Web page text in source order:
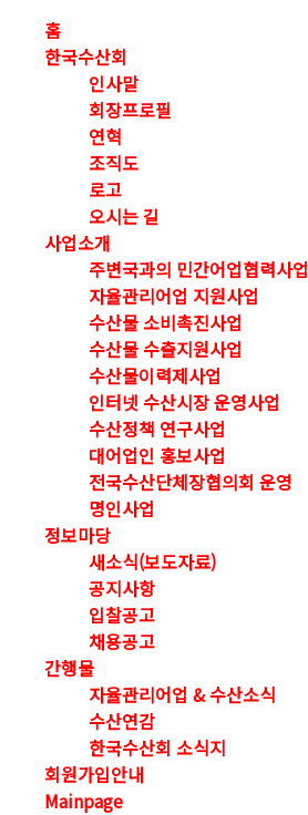
홈
한국수산회
인사말
회장프로필
연혁
조직도
로고
오시는 길
사업소개
주변국과의 민간어업협력사업
자율관리어업 지원사업
수산물 소비촉진사업
수산물 수출지원사업
수산물이력제사업
인터넷 수산시장 운영사업
수산정책 연구사업
대어업인 홍보사업
전국수산단체장협의회 운영
명인사업
정보마당
새소식(보도자료)
공지사항
입찰공고
채용공고
간행물
자율관리어업 & 수산소식
수산연감
한국수산회 소식지
회원가입안내
Mainpage